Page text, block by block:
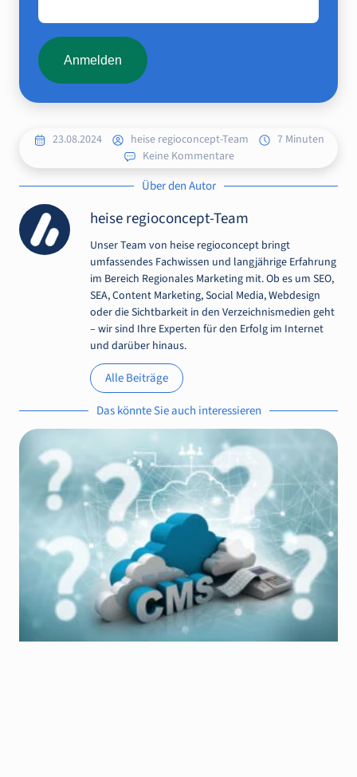
Anmelden
23.08.2024 heise regioconcept-Team
7 Minuten
Keine Kommentare
Über den Autor
heise regioconcept-Team
Unser Team von heise regioconcept bringt
umfassendes Fachwissen und langjährige Erfahrung
im Bereich Regionales Marketing mit. Ob es um SEO,
SEA, Content Marketing, Social Media, Webdesign
oder die Sichtbarkeit in den Verzeichnismedien geht
– wir sind Ihre Experten für den Erfolg im Internet
und darüber hinaus.
Alle Beiträge
Das könnte Sie auch interessieren